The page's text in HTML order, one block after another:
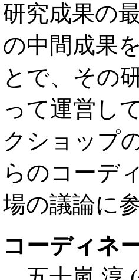
研究成果の
の中間成果
とで、その
って運営し
クショップ
らのコーデ
場の議論に
コーディネ